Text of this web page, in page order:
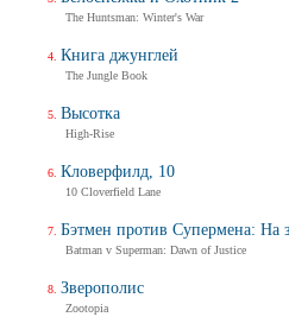
The Huntsman: Winter's War
Книга джунглей
The Jungle Book
Высотка
High-Rise
Кловерфилд, 10
10 Cloverfield Lane
Бэтмен против Супермена: На
Batman v Superman: Dawn of Justice
Зверополис
Zootopia